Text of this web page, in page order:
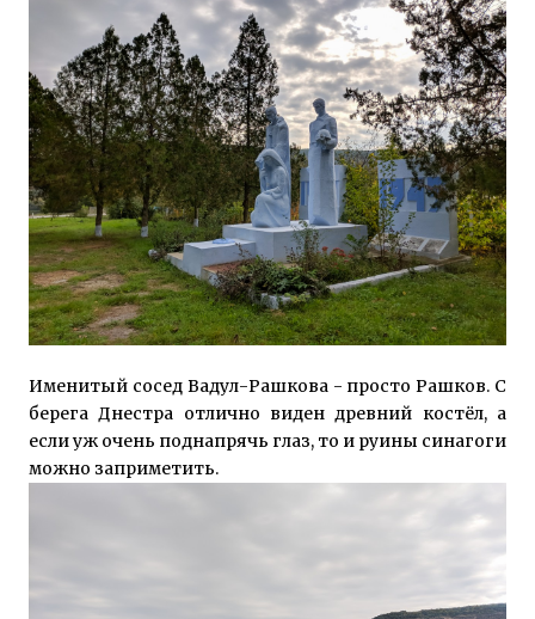
Именитый сосед Вадул-Рашкова - просто Рашков. С
берега Днестра отлично виден древний костёл, а
если уж очень поднапрячь глаз, то и руины синагоги
можно заприметить.